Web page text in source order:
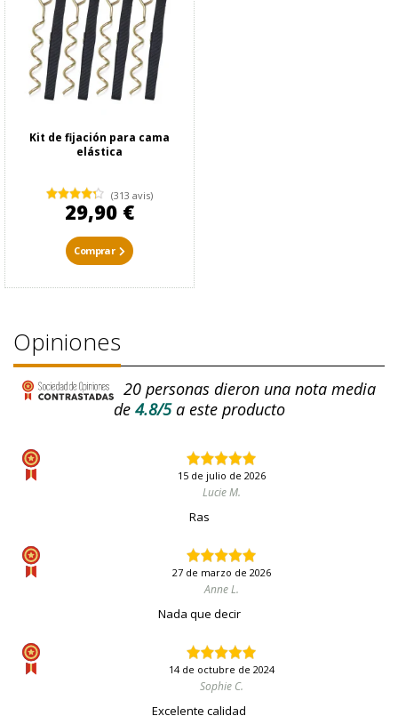
Kit de fijación para cama
elástica
(313 avis)
29,90 €
Comprar
Opiniones
20 personas dieron una nota media
de4.8/5a este producto
15 de julio de 2026
Lucie M.
Ras
27 de marzo de 2026
Anne L.
Nada que decir
14 de octubre de 2024
Sophie C.
Excelente calidad